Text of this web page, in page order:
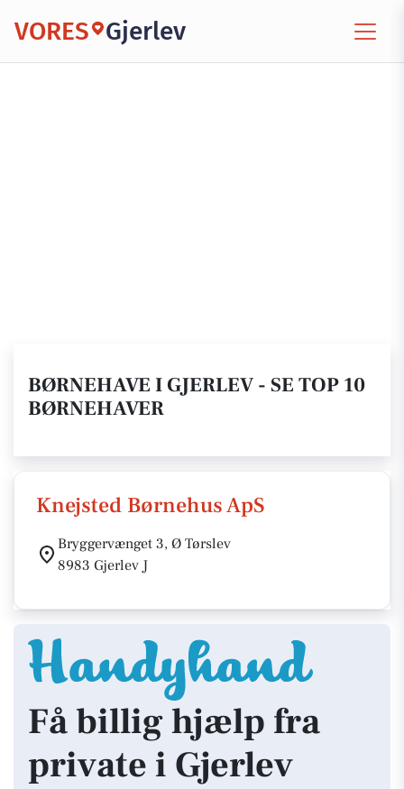
VORES Gjerlev
BØRNEHAVE I GJERLEV - SE TOP 10
BØRNEHAVER
Knejsted Børnehus ApS
Bryggervænget 3, Ø Tørslev
8983 Gjerlev J
Få billig hjælp fra
private i Gjerlev